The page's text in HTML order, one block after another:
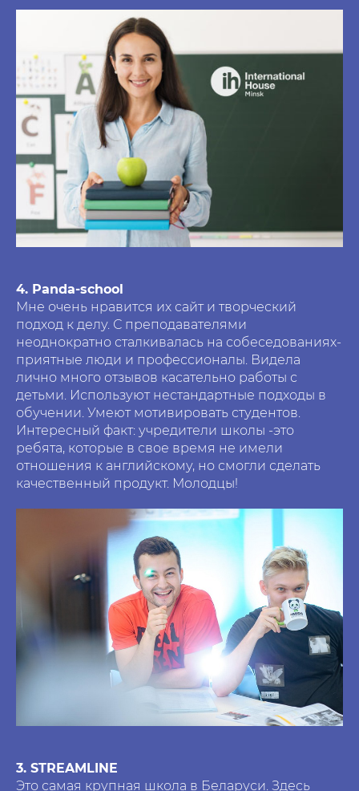
4. Panda-school
Мне очень нравится их сайт и творческий
подход к делу. С преподавателями
неоднократно сталкивалась на собеседованиях-
приятные люди и профессионалы. Видела
лично много отзывов касательно работы с
детьми. Используют нестандартные подходы в
обучении. Умеют мотивировать студентов.
Интересный факт: учредители школы -это
ребята, которые в свое время не имели
отношения к английскому, но смогли сделать
качественный продукт. Молодцы!
3. STREAMLINE
Это самая крупная школа в Беларуси. Здесь